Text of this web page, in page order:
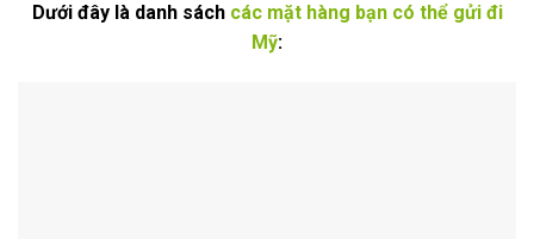
Dưới đây là danh sách các mặt hàng bạn có thể gửi đi
Mỹ: